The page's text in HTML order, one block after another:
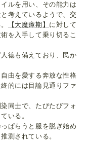
ルを用い、その能力は
考えているようで、交
【大魔瘴期】 に対して
を入手して乗り切るこ
徳も備えており、民か
由を愛する奔放な性格
的には目論見通りファ
同士で、たびたびフォ
いる。
ぱらうと服を脱ぎ始め
測されている。